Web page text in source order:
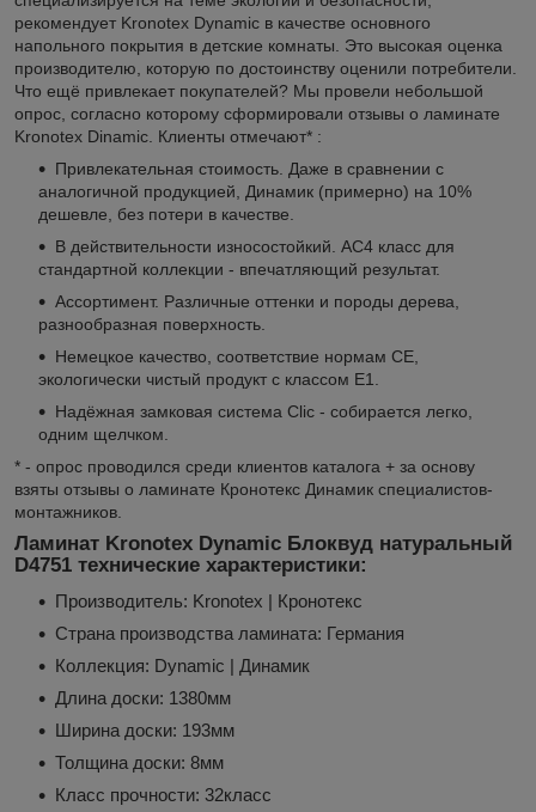
рекомендует Kronotex Dynamic в качестве основного
напольного покрытия в детские комнаты. Это высокая оценка
производителю, которую по достоинству оценили потребители.
Что ещё привлекает покупателей? Мы провели небольшой
опрос, согласно которому сформировали отзывы о ламинате
Kronotex Dinamic. Клиенты отмечают* :
Привлекательная стоимость. Даже в сравнении с
аналогичной продукцией, Динамик (примерно) на 10%
дешевле, без потери в качестве.
В действительности износостойкий. AC4 класс для
стандартной коллекции - впечатляющий результат.
Ассортимент. Различные оттенки и породы дерева,
разнообразная поверхность.
Немецкое качество, соответствие нормам CE,
экологически чистый продукт с классом E1.
Надёжная замковая система Clic - собирается легко,
одним щелчком.
* - опрос проводился среди клиентов каталога + за основу
взяты отзывы о ламинате Кронотекс Динамик специалистов-
монтажников.
Ламинат Kronotex Dynamic Блоквуд натуральный
D4751​ технические характеристики:
Производитель: Kronotex | Кронотекс
Страна производства ламината: Германия
Коллекция: Dynamic | Динамик
Длина доски: 1380мм
Ширина доски: 193мм
Толщина доски: 8мм
Класс прочности: 32класс